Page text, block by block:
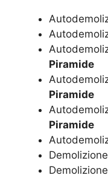
Piramide
Piramide
Piramide